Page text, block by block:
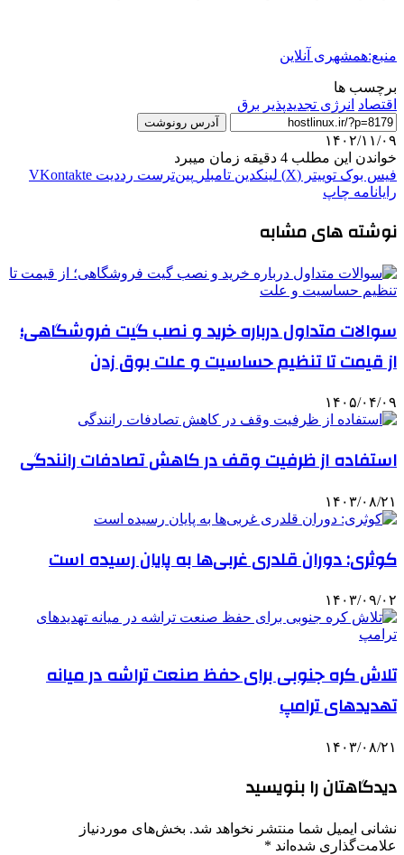
منبع:همشهری آنلاین
برچسب ها
اقتصاد انرژی تجدید‌پذیر برق
آدرس رونوشت
۱۴۰۲/۱۱/۰۹
خواندن این مطلب 4 دقیقه زمان میبرد
فیس بوک توییتر (X) لینکدین ‫تامبلر ‫پین‌ترست ‫رددیت ‫VKontakte
رایانامه چاپ
نوشته های مشابه
سوالات متداول درباره خرید و نصب گیت فروشگاهی؛
از قیمت تا تنظیم حساسیت و علت بوق زدن
۱۴۰۵/۰۴/۰۹
استفاده از ظرفیت وقف در کاهش تصادفات رانندگی
۱۴۰۳/۰۸/۲۱
کوثری: دوران قلدری غربی‌ها به پایان رسیده است
۱۴۰۳/۰۹/۰۲
تلاش کره جنوبی برای حفظ صنعت تراشه در میانه
تهدیدهای ترامپ
۱۴۰۳/۰۸/۲۱
دیدگاهتان را بنویسید
نشانی ایمیل شما منتشر نخواهد شد. بخش‌های موردنیاز
علامت‌گذاری شده‌اند *